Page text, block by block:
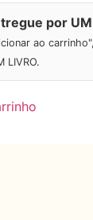
por UM
ao
LIVRO.